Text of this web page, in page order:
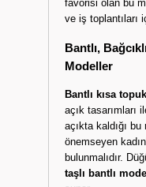
favorisi olan bu
ve iş toplantıları
Bantlı,
Modeller
Bantlı kısa
açık tasarımları
açıkta kaldığı
önemseyen
bulunmalıdır.
taşlı bantlı